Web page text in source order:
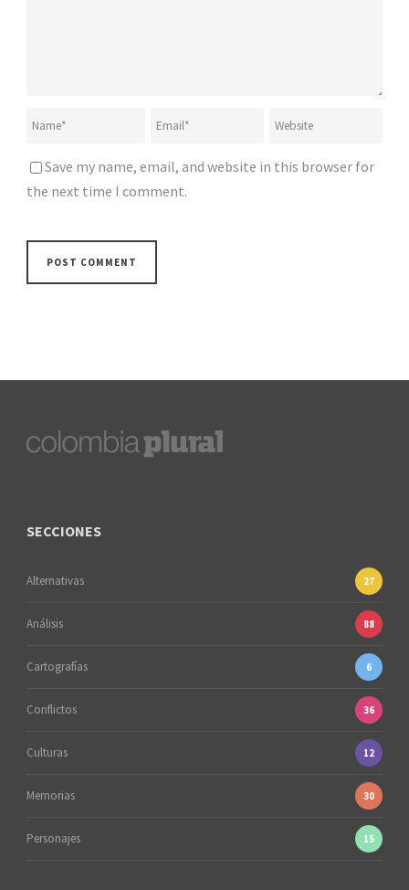
Save my name, email, and website in this browser for
the next time I comment.
SECCIONES
Alternativas 27
Análisis 88
Cartografías 6
Conflictos 36
Culturas 12
Memorias 30
Personajes 15